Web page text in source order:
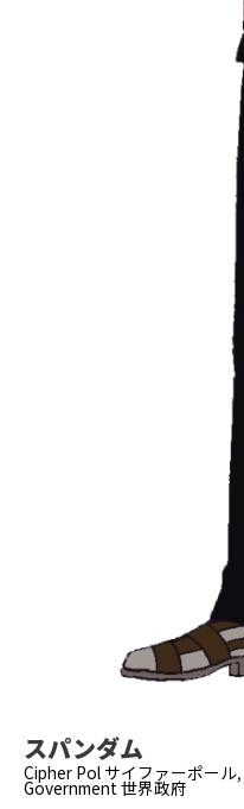
スパンダム
Cipher Pol サイファーポール,
Government 世界政府